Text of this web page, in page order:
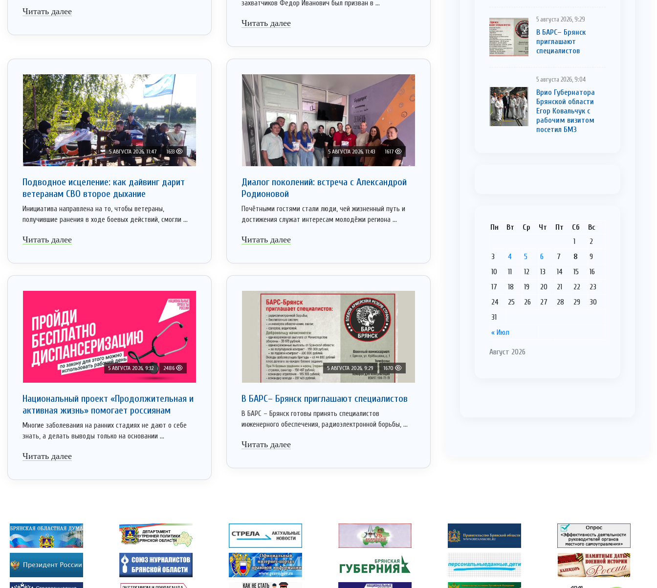
Читать далее
захватчиков Федор Иванович был призван в ...
Читать далее
5 АВГУСТА 2026, 11:47 1633
Подводное исцеление: как дайвинг дарит
ветеранам СВО второе дыхание
Инициатива направлена на то, чтобы ветераны,
получившие ранения в ходе боевых действий, смогли ...
Читать далее
5 АВГУСТА 2026, 11:43 1617
Диалог поколений: встреча с Александрой
Родионовой
Почётными гостями стали люди, чей жизненный путь и
достижения служат интересам молодёжи региона ...
Читать далее
5 АВГУСТА 2026, 9:32 2486
Национальный проект «Продолжительная и
активная жизнь» помогает россиянам
Многие заболевания на ранних стадиях не дают о себе
знать, а делать выводы только на основании ...
Читать далее
5 АВГУСТА 2026, 9:29 1670
В БАРС– Брянcк приглaшают cпециaлистoв
В БАРС – Брянск готовы принять специалистов
инженерного обеспечения, радиоэлектронной борьбы, ...
Читать далее
5 августа 2026, 9:29
В БАРС– Брянcк
приглaшают
cпециaлистoв
5 августа 2026, 9:04
Врио Губернатора
Брянской области
Егор Ковальчук с
рабочим визитом
посетил БМЗ
Август 2026
Пн Вт Ср Чт Пт Сб Вс
« Июл
1
2
3
4 5 6 7 8
9
10
11 12 13 14 15
16
17
18 19 20 21 22
23
24
25 26 27 28 29
30
31